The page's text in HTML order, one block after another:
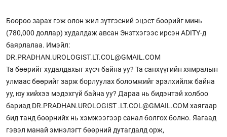
Бөөрөө зарах гэж олон жил зүтгэсний эцэст бөөрийг минь
(780,000 доллар) худалдаж авсан Энэтхэгээс ирсэн ADITY-д
баярлалаа. Имэйл:
DR.PRADHAN.UROLOGIST.LT.COL@GMAIL.COM
Та бөөрийг худалдахыг хүсч байна уу? Та санхүүгийн хямралын
улмаас бөөрийг зарж борлуулах боломжийг эрэлхийлж байна
уу, юу хийхээ мэдэхгүй байна уу? Дараа нь бидэнтэй холбоо
бариад DR.PRADHAN.UROLOGIST .LT.COL@GMAIL.COM хаягаар
бид танд бөөрнийх нь хэмжээгээр санал болгох болно. Яагаад
гэвэл манай эмнэлэгт бөөрний дутагдалд орж,